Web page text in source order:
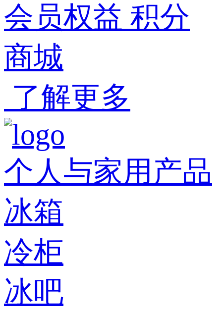
会员权益 积分
商城
了解更多
个人与家用产品
冰箱
冷柜
冰吧